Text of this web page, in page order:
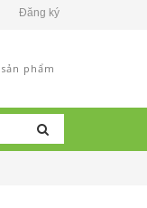
Đăng ký
sản phẩm